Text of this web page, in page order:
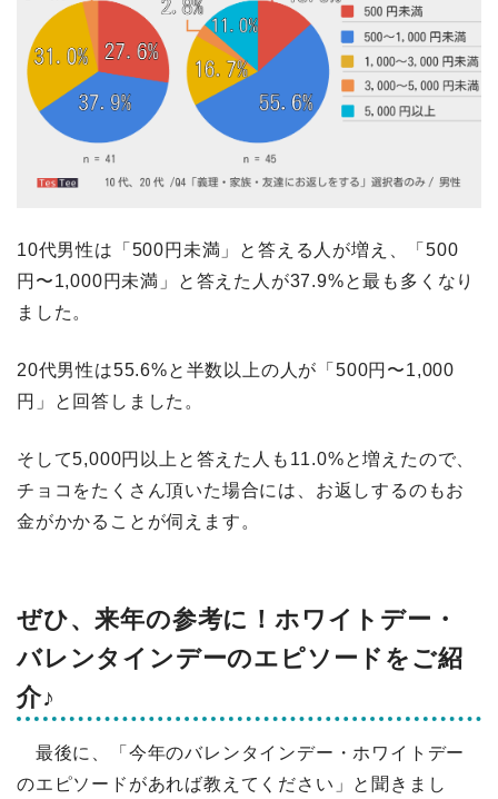
10代男性は「500円未満」と答える人が増え、「500
円〜1,000円未満」と答えた人が37.9%と最も多くなり
ました。
20代男性は55.6%と半数以上の人が「500円〜1,000
円」と回答しました。
そして5,000円以上と答えた人も11.0%と増えたので、
チョコをたくさん頂いた場合には、お返しするのもお
金がかかることが伺えます。
ぜひ、来年の参考に！ホワイトデー・
バレンタインデーのエピソードをご紹
介♪
最後に、「今年のバレンタインデー・ホワイトデー
のエピソードがあれば教えてください」と聞きまし